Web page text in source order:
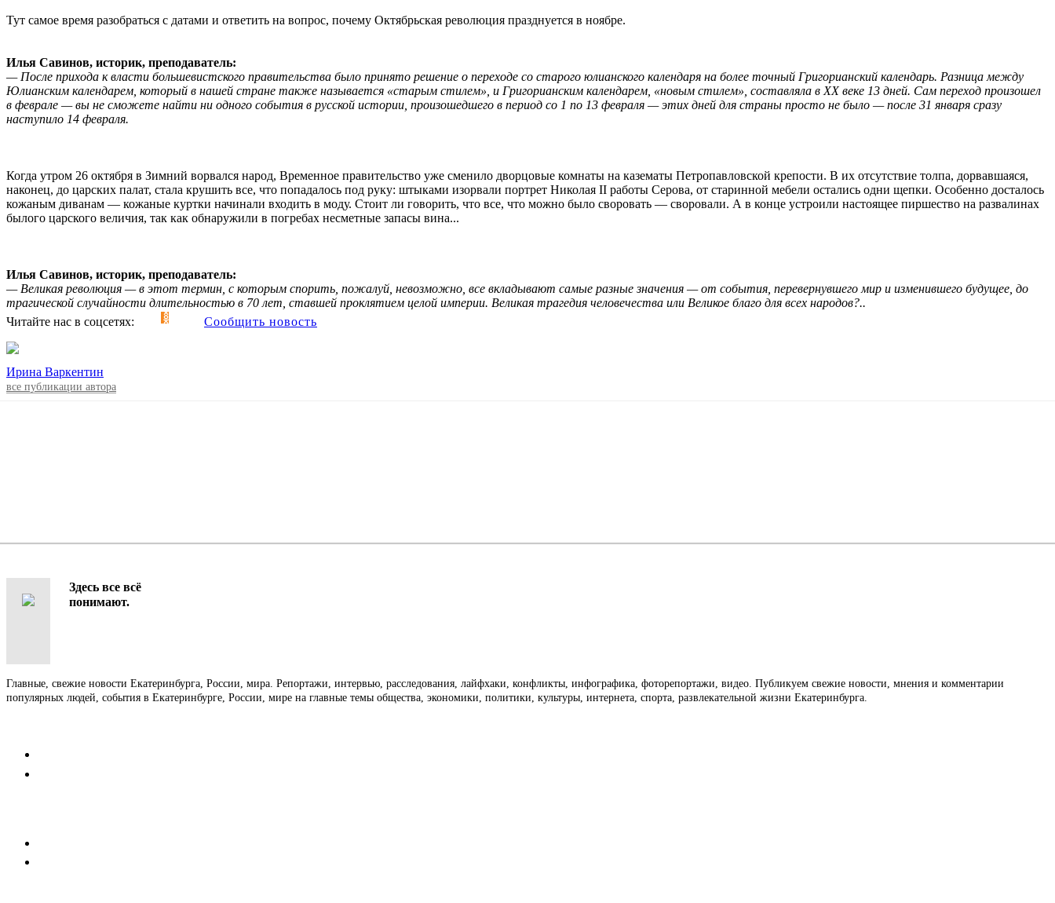
Тут самое время разобраться с датами и ответить на вопрос, почему Октябрьская революция празднуется в ноябре.
Илья Савинов, историк, преподаватель:
— После прихода к власти большевистского правительства было принято решение о переходе со старого юлианского календаря на более точный Григорианский календарь. Разница между
Юлианским календарем, который в нашей стране также называется «старым стилем», и Григорианским календарем, «новым стилем», составляла в XX веке 13 дней. Сам переход произошел
в феврале — вы не сможете найти ни одного события в русской истории, произошедшего в период со 1 по 13 февраля — этих дней для страны просто не было — после 31 января сразу
наступило 14 февраля.
Когда утром 26 октября в Зимний ворвался народ, Временное правительство уже сменило дворцовые комнаты на казематы Петропавловской крепости. В их отсутствие толпа, дорвавшаяся,
наконец, до царских палат, стала крушить все, что попадалось под руку: штыками изорвали портрет Николая II работы Серова, от старинной мебели остались одни щепки. Особенно досталось
кожаным диванам — кожаные куртки начинали входить в моду. Стоит ли говорить, что все, что можно было своровать — своровали. А в конце устроили настоящее пиршество на развалинах
былого царского величия, так как обнаружили в погребах несметные запасы вина...
Илья Савинов, историк, преподаватель:
— Великая революция — в этот термин, с которым спорить, пожалуй, невозможно, все вкладывают самые разные значения — от события, перевернувшего мир и изменившего будущее, до
трагической случайности длительностью в 70 лет, ставшей проклятием целой империи. Великая трагедия человечества или Великое благо для всех народов?..
Читайте нас в соцсетях:
Сообщить новость
Ирина Варкентин
все публикации автора
Здесь все всё
понимают.
Главные, свежие новости Екатеринбурга, России, мира. Репортажи, интервью, расследования, лайфхаки, конфликты, инфографика, фоторепортажи, видео. Публикуем свежие новости, мнения и комментарии
популярных людей, события в Екатеринбурге, России, мире на главные темы общества, экономики, политики, культуры, интернета, спорта, развлекательной жизни Екатеринбурга.